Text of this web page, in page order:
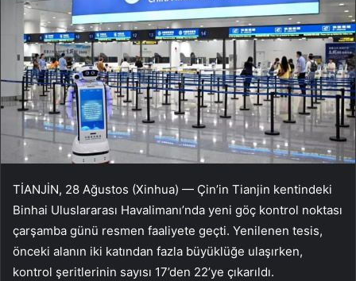
TİANJİN, 28 Ağustos (Xinhua) — Çin’in Tianjin kentindeki
Binhai Uluslararası Havalimanı’nda yeni göç kontrol noktası
çarşamba günü resmen faaliyete geçti. Yenilenen tesis,
önceki alanın iki katından fazla büyüklüğe ulaşırken,
kontrol şeritlerinin sayısı 17’den 22’ye çıkarıldı.